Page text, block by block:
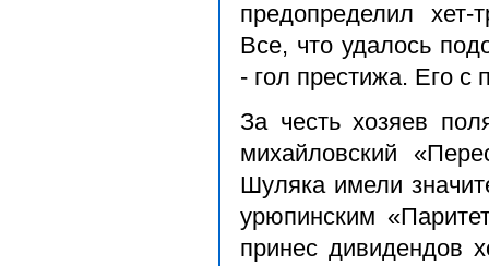
предопределил
Все, что удалось
- гол престижа. Его с
За честь хозяев
михайловский
Шуляка имели
урюпинским
принес дивидендов